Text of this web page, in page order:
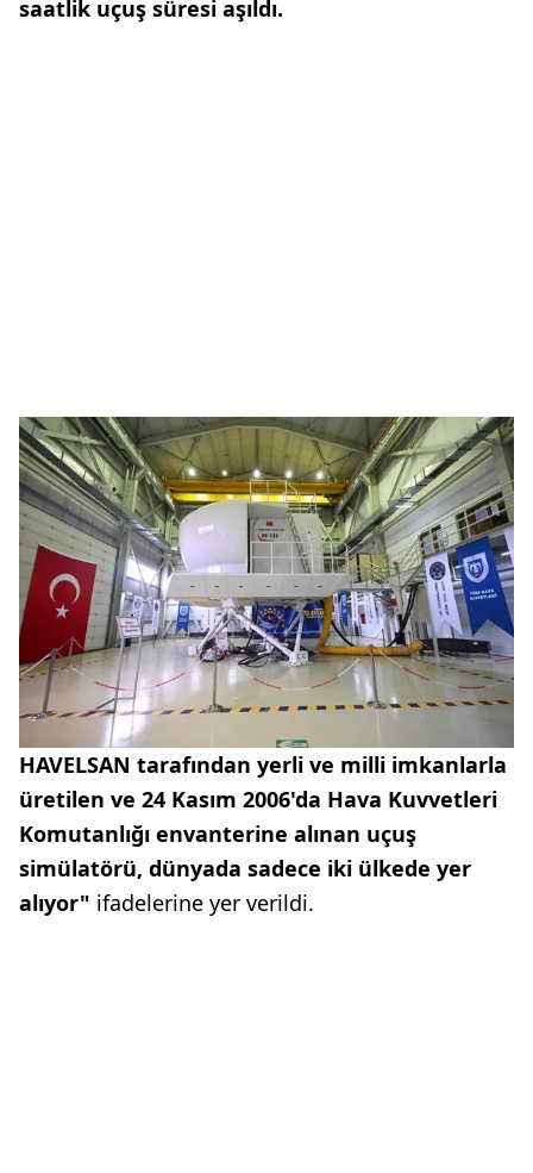
saatlik uçuş süresi aşıldı.
HAVELSAN tarafından yerli ve milli imkanlarla
üretilen ve 24 Kasım 2006'da Hava Kuvvetleri
Komutanlığı envanterine alınan uçuş
simülatörü, dünyada sadece iki ülkede yer
alıyor" ifadelerine yer verildi.